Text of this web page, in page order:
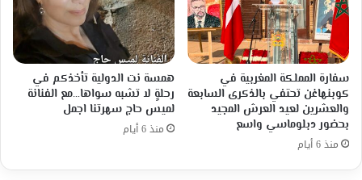
سفارة المملكة المغربية في
كوبنهاغن تحتفي بالذكرى السابعة
والعشرين لعيد العرش المجيد
بحضور دبلوماسي واسع
منذ 6 أيام
همسة نت الدولية تأخذكم في
رحلةٍ لا تشبه سواها…مع الفنانة
لميس حاج سهرتنا اجمل
منذ 6 أيام